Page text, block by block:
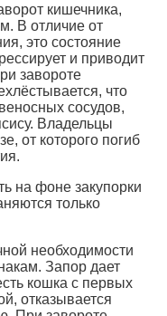
кишечника,
В отличие от
это состояние
и приводит
завороте
что
сосудов,
Владельцы
от которого погиб
на фоне закупорки
только
необходимости
Запор дает
кошка с первых
отказывается